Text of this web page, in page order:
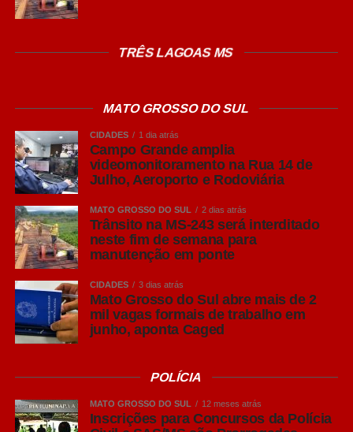
Governo de MS homologa licitações
Inclusão em tempo real: Central de
Libras Digital
Para garantir atendimento pleno a pessoas surdas ou
com deficiência auditiva, o Detran-MS viabilizou a
Secretaria de Estado da Cidadania (SEC-MS).
O funcionamento é simples e direto:
O usuário aponta a câmera do celular para o QR
Code posicionado no balcão de atendimento.
ao vivo com um intérprete de Libras.
O profissional faz a mediação em tempo real entre
TRÊS LAGOAS MS
MATO GROSSO DO SUL
CIDADES 1 dia atrás
Campo Grande amplia
videomonitoramento na Rua 14 de
Julho, Aeroporto e Rodoviária
MATO GROSSO DO SUL 2 dias atrás
Trânsito na MS-243 será interditado
neste fim de semana para
manutenção em ponte
CIDADES 3 dias atrás
Mato Grosso do Sul abre mais de 2
mil vagas formais de trabalho em
junho, aponta Caged
POLÍCIA
MATO GROSSO DO SUL 12 meses atrás
Inscrições para Concursos da Polícia